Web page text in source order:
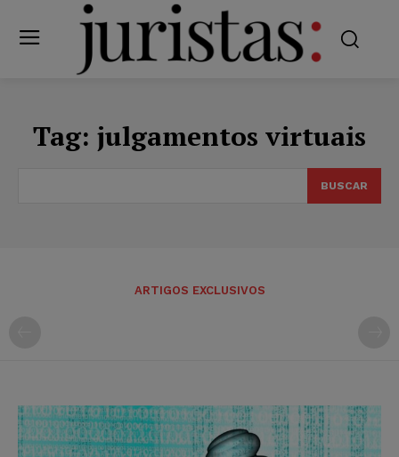
Tag: julgamentos virtuais
BUSCAR
ARTIGOS EXCLUSIVOS